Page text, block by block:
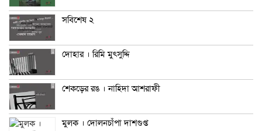
সবিশেষ ২
দোহার । রিমি মুৎসুদ্দি
শেকড়ের রঙ । নাহিদা আশরাফী
মুলক । দোলনচাঁপা দাশগুপ্ত